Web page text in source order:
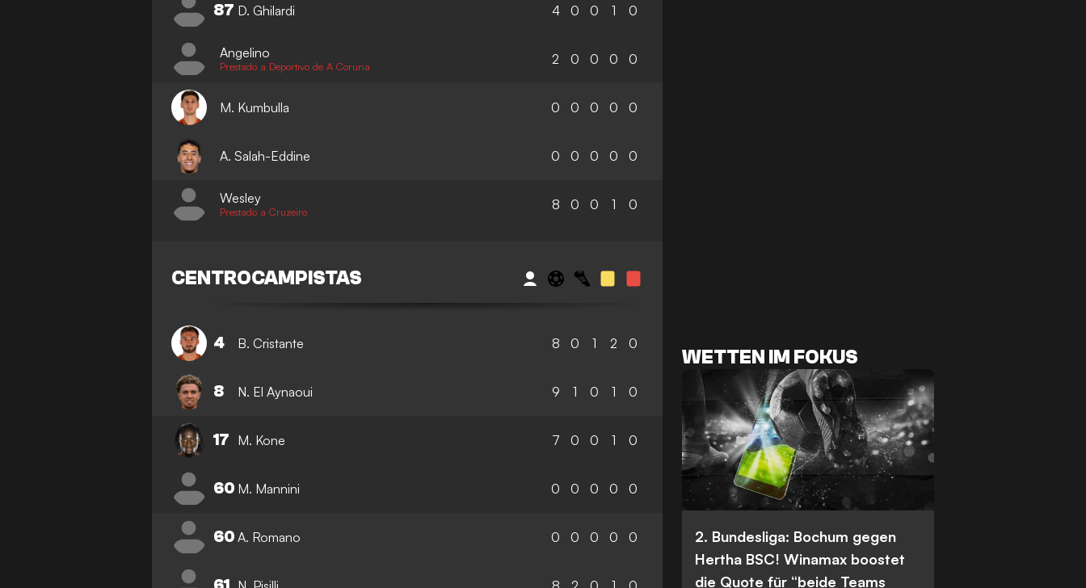
87 D. Ghilardi 4 0 0 1 0
Angelino
Prestado a Deportivo de A Coruna 2 0 0 0 0
M. Kumbulla 0 0 0 0 0
A. Salah-Eddine 0 0 0 0 0
Wesley
Prestado a Cruzeiro 8 0 0 1 0
CENTROCAMPISTAS
4 B. Cristante 8 0 1 2 0
8 N. El Aynaoui 9 1 0 1 0
17 M. Kone 7 0 0 1 0
60 M. Mannini 0 0 0 0 0
60 A. Romano 0 0 0 0 0
WETTEN IM FOKUS
2. Bundesliga: Bochum gegen
Hertha BSC! Winamax boostet
die Quote für “beide Teams